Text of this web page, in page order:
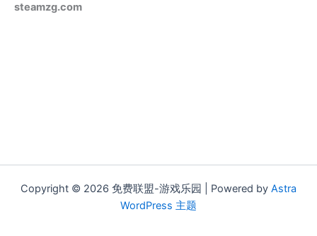
steamzg.com
Copyright © 2026 免费联盟-游戏乐园 | Powered by Astra
WordPress 主题